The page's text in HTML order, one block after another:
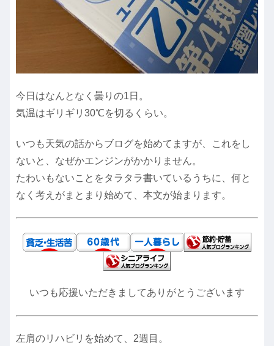
今日はなんとなく曇りの1日。
気温はギリギリ30℃を切るくらい。
いつも天気の話からブログを始めてますが、これをし
ないと、なぜかエンジンがかかりません。
たわいもないことをタラタラ書いているうちに、何と
なく考えがまとまり始めて、本文が始まります。
いつも応援いただきましてありがとうございます
左肩のリハビリを始めて、2週目。